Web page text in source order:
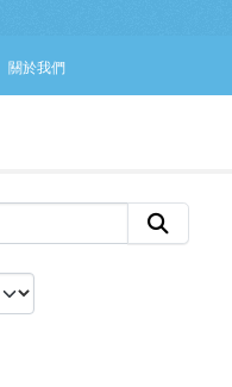
關於我們